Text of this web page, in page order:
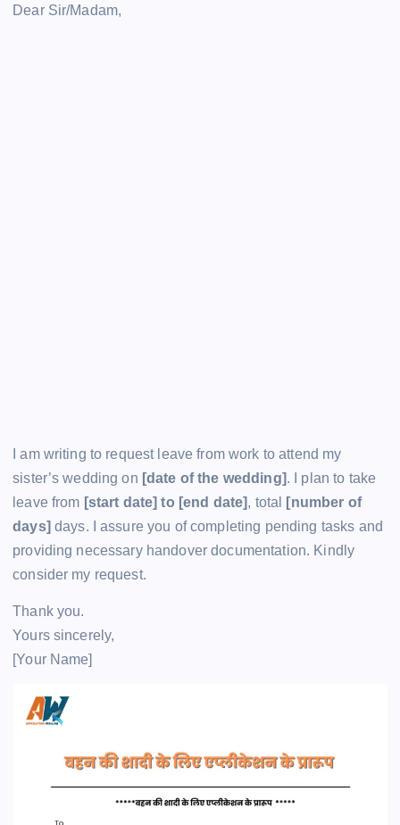
Dear Sir/Madam,
I am writing to request leave from work to attend my
sister’s wedding on [date of the wedding]. I plan to take
leave from [start date] to [end date], total
[number of
days] days. I assure you of completing pending tasks and
providing necessary handover documentation. Kindly
consider my request.
Thank you.
Yours sincerely,
[Your Name]